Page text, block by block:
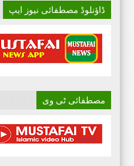
ڈاؤنلوڈ مصطفائی نیوز ایپ
مصطفائی ٹی وی